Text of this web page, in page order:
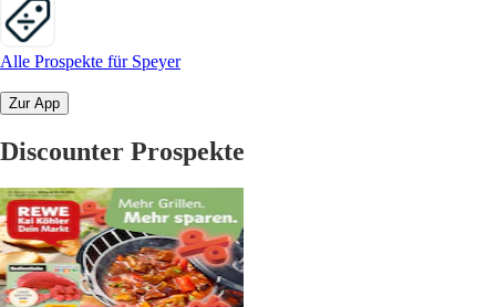
Alle Prospekte für Speyer
Zur App
Discounter Prospekte